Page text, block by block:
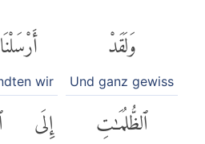
وَلَقَدْ
Und ganz gewiss
أَرْسَلْنَا
wir
ٱلظُّلُمَٰتِ إِلَى